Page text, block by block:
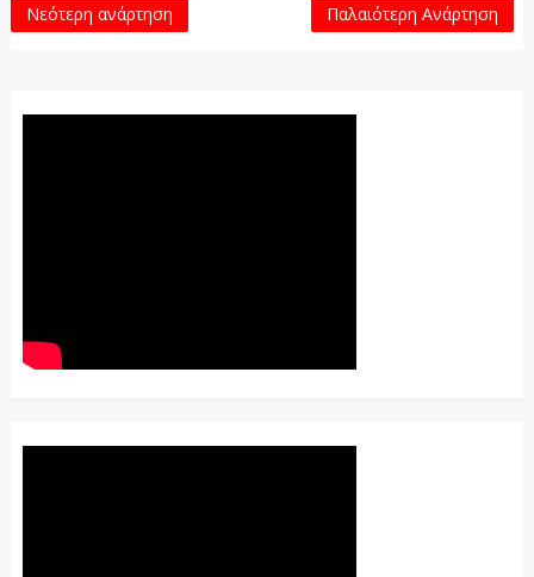
Νεότερη ανάρτηση Παλαιότερη Ανάρτηση